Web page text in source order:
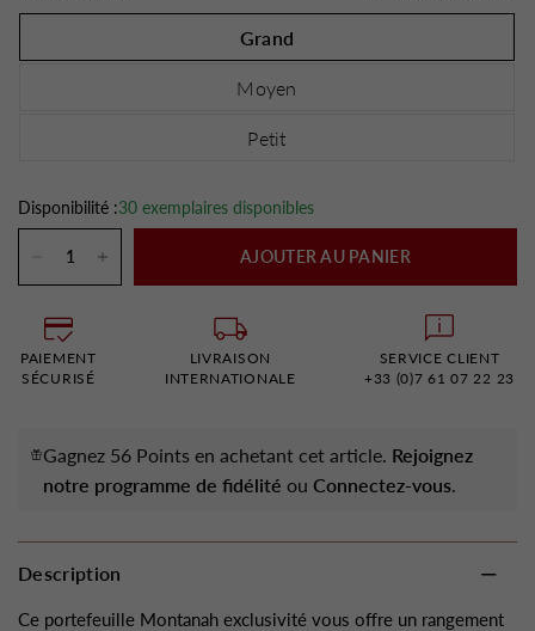
Grand
Moyen
Petit
Disponibilité :30 exemplaires disponibles
AJOUTER AU PANIER
PAIEMENT
SÉCURISÉ
LIVRAISON
INTERNATIONALE
SERVICE CLIENT
+33 (0)7 61 07 22 23
Gagnez 56 Points en achetant cet article. Rejoignez
notre programme de fidélité ouConnectez-vous.
Description
Ce portefeuille Montanah exclusivité vous offre un rangement